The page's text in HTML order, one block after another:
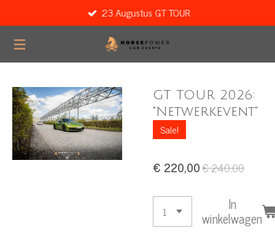
direct
naar
23 Augustus GT TOUR
GT TOUR 2026:
"Netwerkevent"
Sale!
€ 220,00€ 240,00
In
winkelwagen